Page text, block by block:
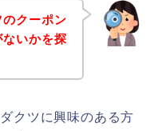
クーポン
いかを探
クツに興味のある方